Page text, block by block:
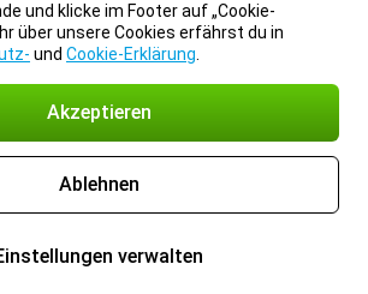
und klicke im Footer auf „Cookie-
über unsere Cookies erfährst du in
und Cookie-Erklärung
Akzeptieren
Ablehnen
verwalten